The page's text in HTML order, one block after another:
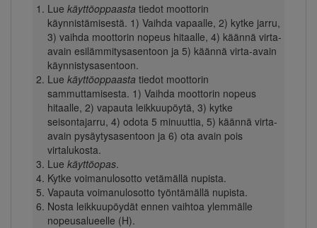
Lue käyttöoppaasta tiedot moottorin
käynnistämisestä. 1) Vaihda vapaalle, 2) kytke jarru,
3) vaihda moottorin nopeus hitaalle, 4) käännä virta-
avain esilämmitysasentoon ja 5) käännä virta-avain
käynnistysasentoon.
Lue käyttöoppaasta tiedot moottorin
sammuttamisesta. 1) Vaihda moottorin nopeus
hitaalle, 2) vapauta leikkuupöytä, 3) kytke
seisontajarru, 4) odota 5 minuuttia, 5) käännä virta-
avain pysäytysasentoon ja 6) ota avain pois
virtalukosta.
Lue käyttöopas.
Kytke voimanulosotto vetämällä nupista.
Vapauta voimanulosotto työntämällä nupista.
Nosta leikkuupöydät ennen vaihtoa ylemmälle
nopeusalueelle (H).